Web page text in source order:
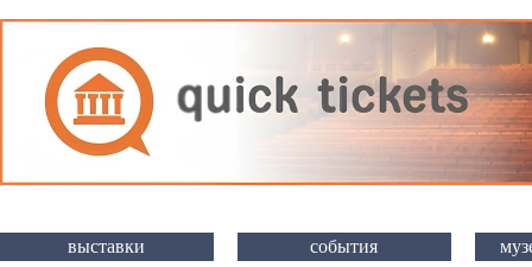
выставки события